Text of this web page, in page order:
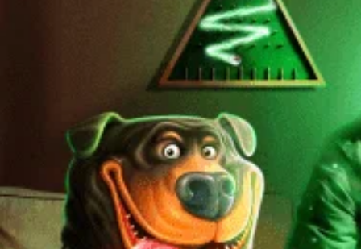
ООО "Прессбол-91", УНП 191094987, Республика Беларусь, г.
Минск, пр. Победителей, 20/3-221. Газета зарегистрирована
Министерством информации Республики Беларусь и внесена
в Государственный реестр СМИ за №540. © 2002-2021
сайта ITPOFIT
Использовать форму
Забыли пароль?